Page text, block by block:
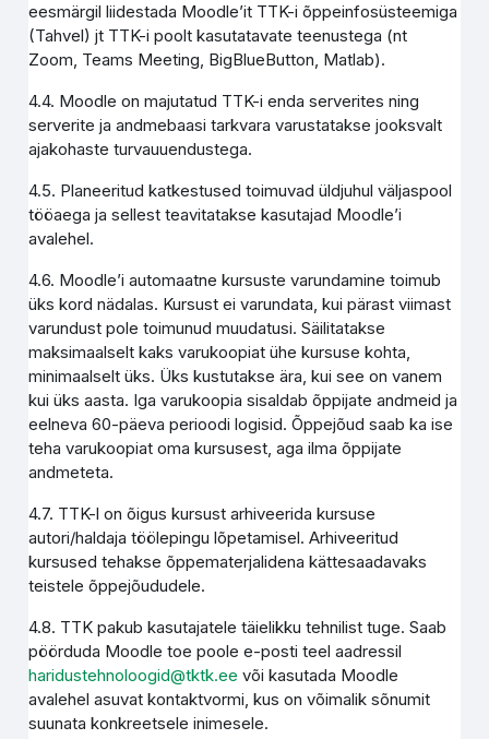
eesmärgil liidestada Moodle’it TTK-i õppeinfosüsteemiga
(Tahvel) jt TTK-i poolt kasutatavate teenustega (nt
Zoom, Teams Meeting, BigBlueButton, Matlab).
4.4. Moodle on majutatud TTK-i enda serverites ning
serverite ja andmebaasi tarkvara varustatakse jooksvalt
ajakohaste turvauuendustega.
4.5. Planeeritud katkestused toimuvad üldjuhul väljaspool
tööaega ja sellest teavitatakse kasutajad Moodle’i
avalehel.
4.6. Moodle’i automaatne kursuste varundamine toimub
üks kord nädalas. Kursust ei varundata, kui pärast viimast
varundust pole toimunud muudatusi. Säilitatakse
maksimaalselt kaks varukoopiat ühe kursuse kohta,
minimaalselt üks. Üks kustutakse ära, kui see on vanem
kui üks aasta. Iga varukoopia sisaldab õppijate andmeid ja
eelneva 60-päeva perioodi logisid. Õppejõud saab ka ise
teha varukoopiat oma kursusest, aga ilma õppijate
andmeteta.
4.7. TTK-l on õigus kursust arhiveerida kursuse
autori/haldaja töölepingu lõpetamisel. Arhiveeritud
kursused tehakse õppematerjalidena kättesaadavaks
teistele õppejõududele.
4.8. TTK pakub kasutajatele täielikku tehnilist tuge. Saab
pöörduda Moodle toe poole e-posti teel aadressil
haridustehnoloogid@tktk.ee või kasutada Moodle
avalehel asuvat kontaktvormi, kus on võimalik sõnumit
suunata konkreetsele inimesele.